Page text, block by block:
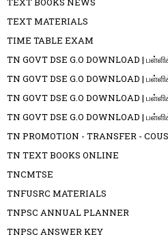
TEXT MATERIALS
TIME TABLE EXAM
TN GOVT DSE G.O DOWNLOAD |
TN GOVT DSE G.O DOWNLOAD |
TN GOVT DSE G.O DOWNLOAD |
TN GOVT DSE G.O DOWNLOAD |
TN PROMOTION - TRANSFER -
TN TEXT BOOKS ONLINE
TNCMTSE
TNFUSRC MATERIALS
TNPSC ANNUAL PLANNER
TNPSC ANSWER KEY